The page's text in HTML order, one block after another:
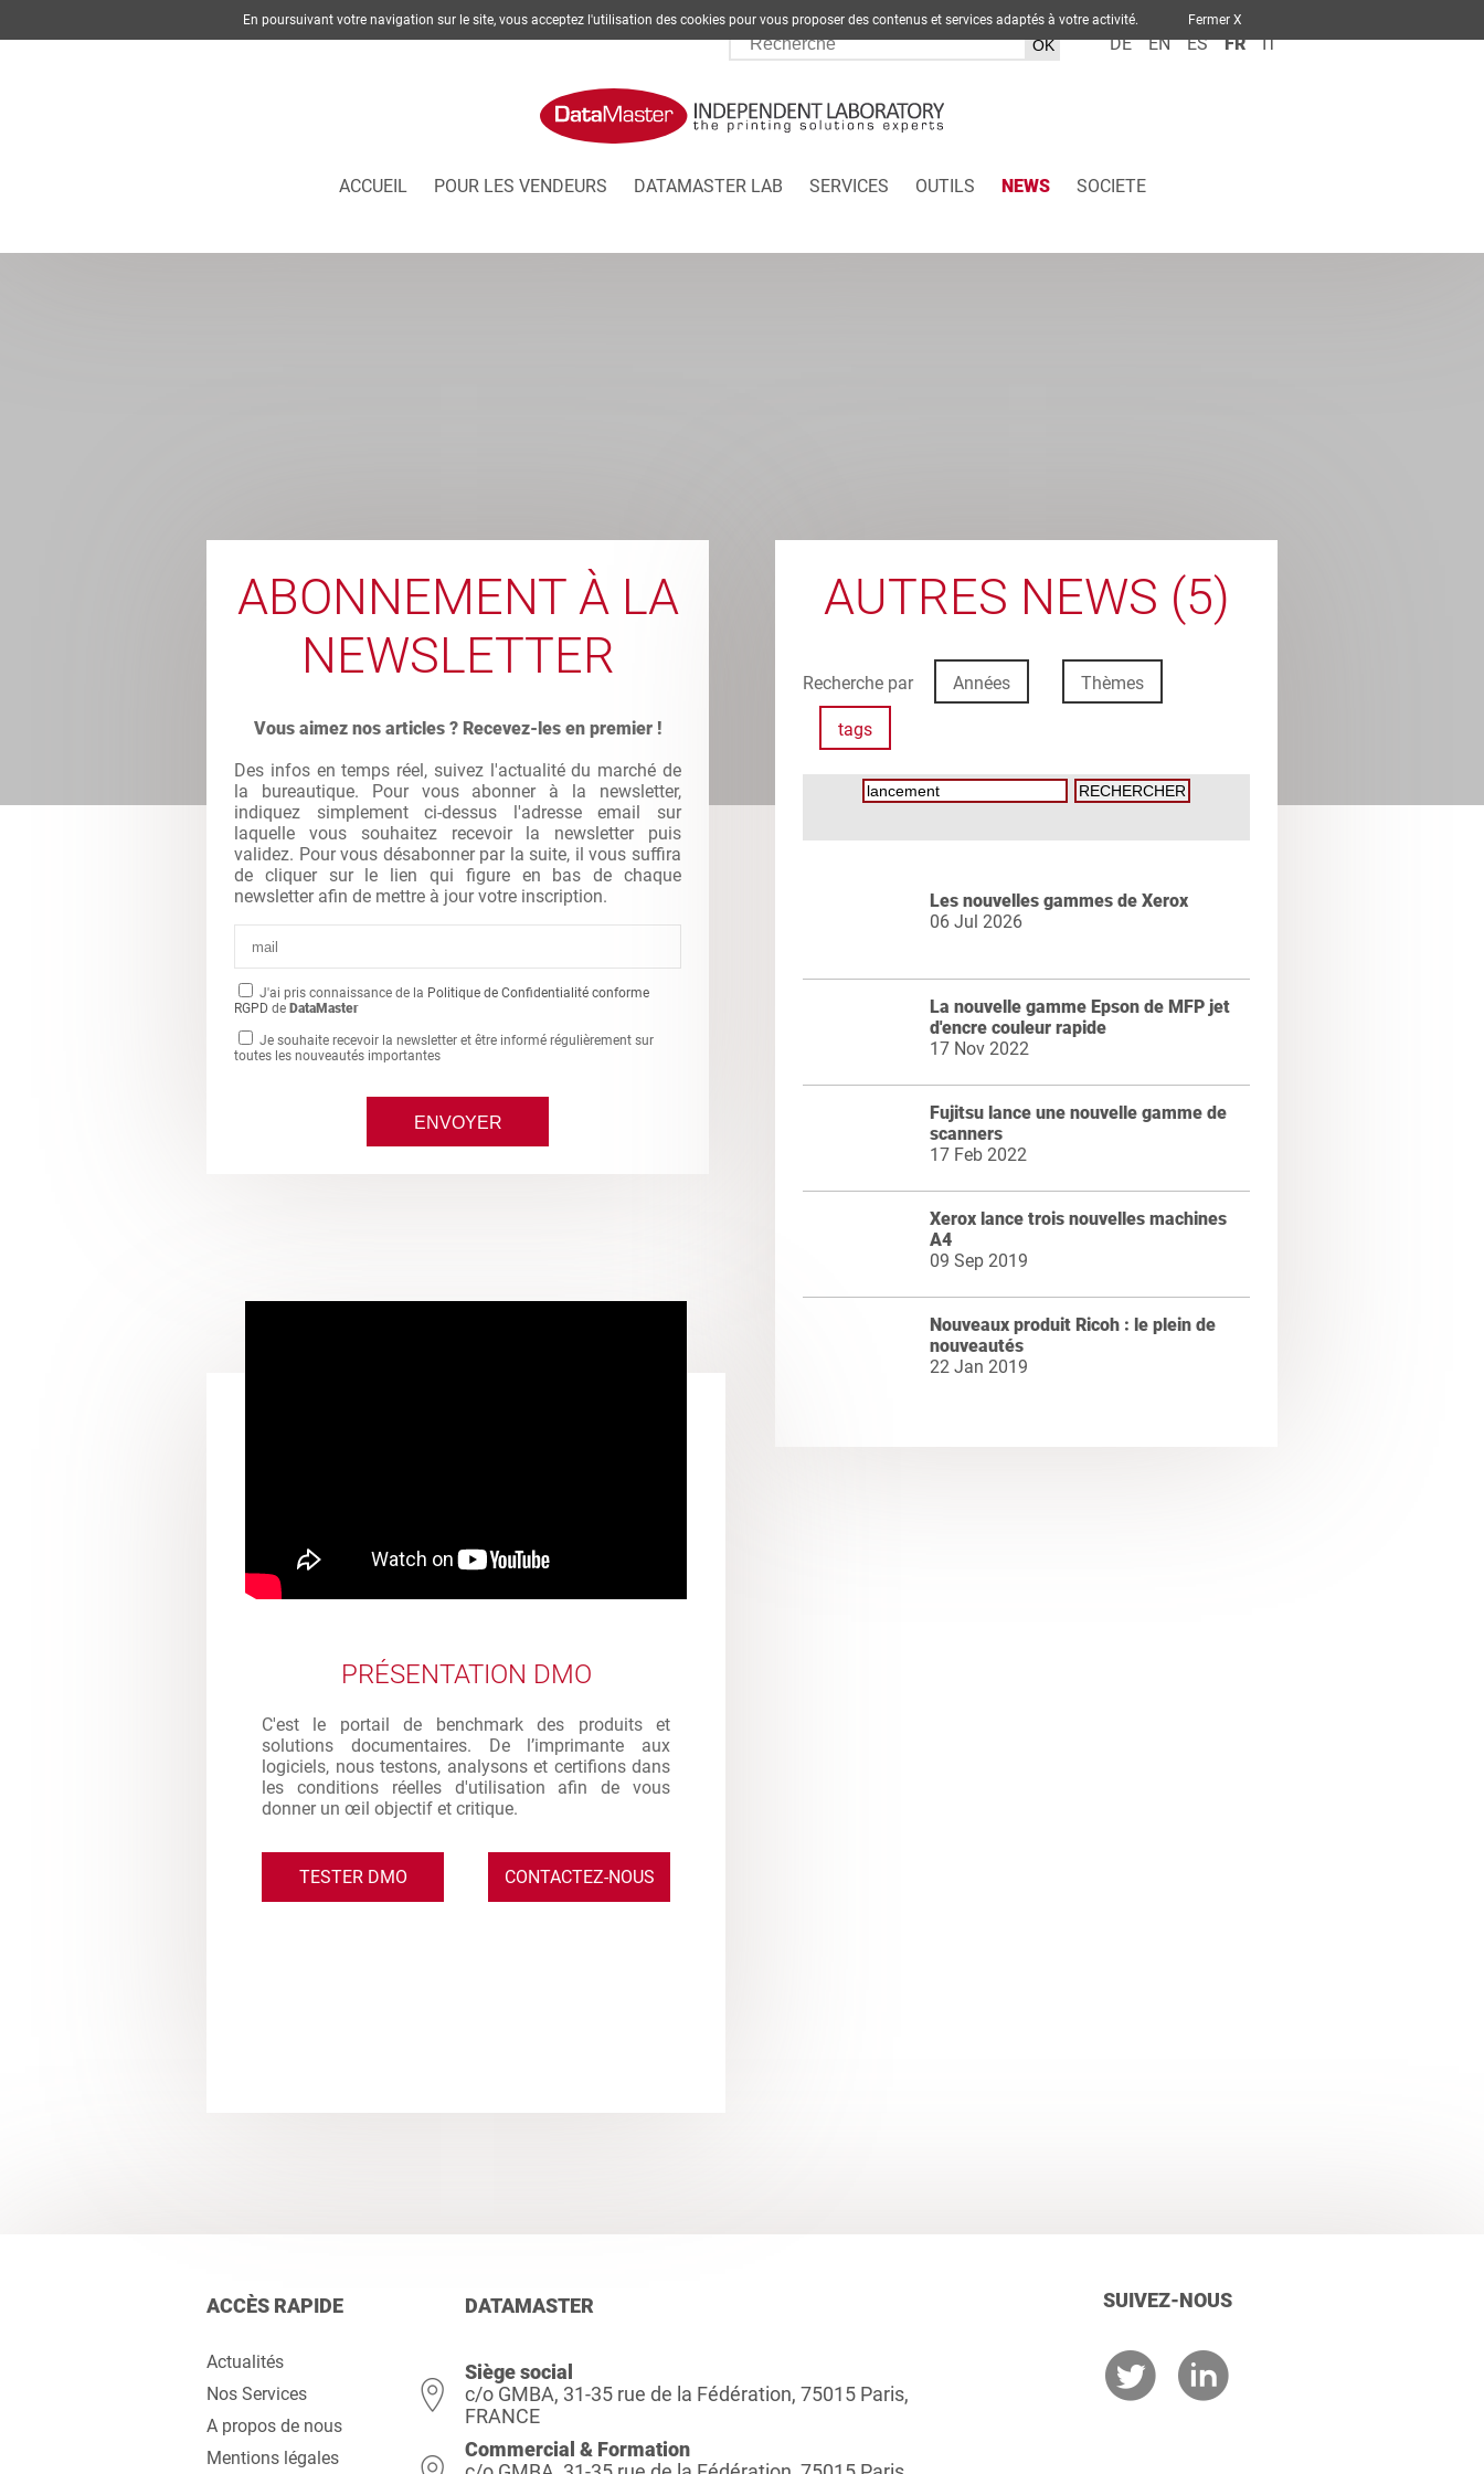
DE EN ES FR IT
ACCUEIL POUR LES VENDEURS DATAMASTER LAB SERVICES OUTILS NEWS SOCIETE
ABONNEMENT À LA
NEWSLETTER
Vous aimez nos articles ? Recevez-les en premier !
Des infos en temps réel, suivez l'actualité du marché de
la bureautique. Pour vous abonner à la newsletter,
indiquez simplement ci-dessus l'adresse email sur
laquelle vous souhaitez recevoir la newsletter puis
validez. Pour vous désabonner par la suite, il vous suffira
de cliquer sur le lien qui figure en bas de chaque
newsletter afin de mettre à jour votre inscription.
J'ai pris connaissance de la Politique de Confidentialité conforme
RGPD de DataMaster
Je souhaite recevoir la newsletter et être informé régulièrement sur
toutes les nouveautés importantes
PRÉSENTATION DMO
C'est le portail de benchmark des produits et
solutions documentaires. De l’imprimante aux
logiciels, nous testons, analysons et certifions dans
les conditions réelles d'utilisation afin de vous
donner un œil objectif et critique.
TESTER DMO CONTACTEZ-NOUS
AUTRES NEWS (5)
Recherche par Années Thèmes
tags
Les nouvelles gammes de Xerox
06 Jul 2026
La nouvelle gamme Epson de MFP jet
d'encre couleur rapide
17 Nov 2022
Fujitsu lance une nouvelle gamme de
scanners
17 Feb 2022
Xerox lance trois nouvelles machines
A4
09 Sep 2019
Nouveaux produit Ricoh : le plein de
nouveautés
22 Jan 2019
ACCÈS RAPIDE
Actualités
Nos Services
A propos de nous
Mentions légales
DATAMASTER
Siège social
c/o GMBA, 31-35 rue de la Fédération, 75015 Paris,
FRANCE
Commercial & Formation
SUIVEZ-NOUS
En poursuivant votre navigation sur le site, vous acceptez l'utilisation des cookies pour vous proposer des contenus et services adaptés à votre activité. Fermer X